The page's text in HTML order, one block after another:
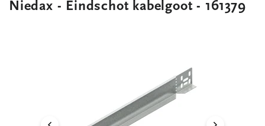
Niedax - Eindschot kabelgoot - 161379